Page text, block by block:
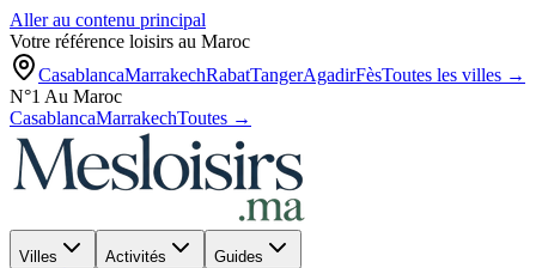
Aller au contenu principal
Votre référence loisirs au Maroc
CasablancaMarrakechRabatTangerAgadirFèsToutes les villes →
N°1 Au Maroc
CasablancaMarrakechToutes →
Villes Activités Guides